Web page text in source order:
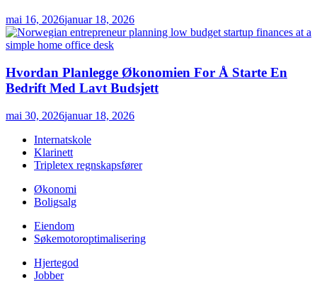
mai 16, 2026januar 18, 2026
Hvordan Planlegge Økonomien For Å Starte En
Bedrift Med Lavt Budsjett
mai 30, 2026januar 18, 2026
Internatskole
Klarinett
Tripletex regnskapsfører
Økonomi
Boligsalg
Eiendom
Søkemotoroptimalisering
Hjertegod
Jobber